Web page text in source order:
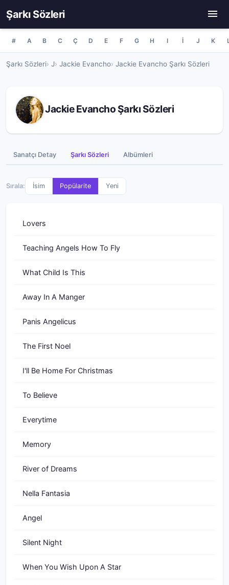
Şarkı Sözleri
# A B C Ç D E F G H I İ J K
Şarkı Sözleri J Jackie Evancho Jackie Evancho Şarkı Sözleri
Jackie Evancho Şarkı Sözleri
Sanatçı Detay Şarkı Sözleri Albümleri
Sırala: İsim Popülarite Yeni
Lovers
Teaching Angels How To Fly
What Child Is This
Away In A Manger
Panis Angelicus
The First Noel
I'll Be Home For Christmas
To Believe
Everytime
Memory
River of Dreams
Nella Fantasia
Angel
Silent Night
When You Wish Upon A Star